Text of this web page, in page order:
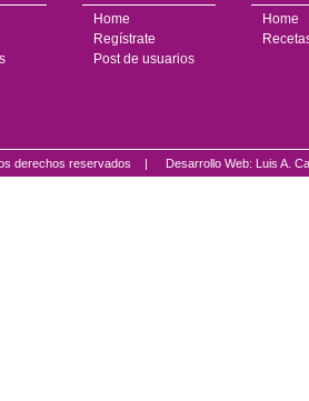
Home
Regístrate
Post de usuarios
Home
derechos reservados | Desarrollo Web: Luis